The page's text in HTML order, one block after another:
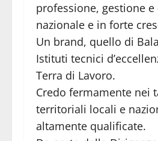
professione, gestione
nazionale e in forte
Un brand, quello di
Istituti tecnici
Terra di Lavoro.
Credo fermamente nei
territoriali locali e
altamente qualificate.